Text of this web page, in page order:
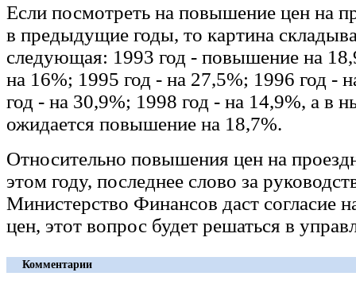
Если посмотреть на повышение цен на
в предыдущие годы, то картина
следующая: 1993 год - повышение на
на 16%; 1995 год - на 27,5%; 1996 год -
год - на 30,9%; 1998 год - на 14,9%, а в
ожидается повышение на 18,7%.
Относительно повышения цен на
этом году, последнее слово за
Министерство Финансов даст согласие
цен, этот вопрос будет решаться в
Комментарии